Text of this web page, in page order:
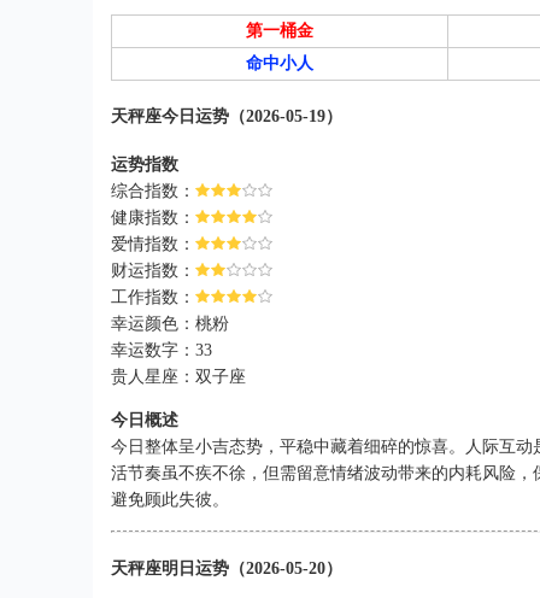
第一桶金
命中小人
天秤座今日运势（2026-05-19）
运势指数
综合指数：
健康指数：
爱情指数：
财运指数：
工作指数：
幸运颜色：桃粉
幸运数字：33
贵人星座：双子座
今日概述
今日整体呈小吉态势，平稳中藏着细碎的惊喜。人际互
活节奏虽不疾不徐，但需留意情绪波动带来的内耗风险
避免顾此失彼。
天秤座明日运势（2026-05-20）